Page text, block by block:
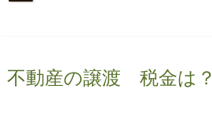
料金表（譲渡所得税・相続税）
不動産の譲渡 税金は？